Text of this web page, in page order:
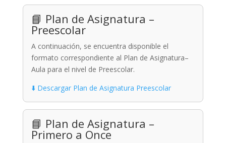
📘 Plan de Asignatura –
Preescolar
A continuación, se encuentra disponible el
formato correspondiente al Plan de Asignatura–
Aula para el nivel de Preescolar.
⬇️ Descargar Plan de Asignatura Preescolar
📘 Plan de Asignatura –
Primero a Once